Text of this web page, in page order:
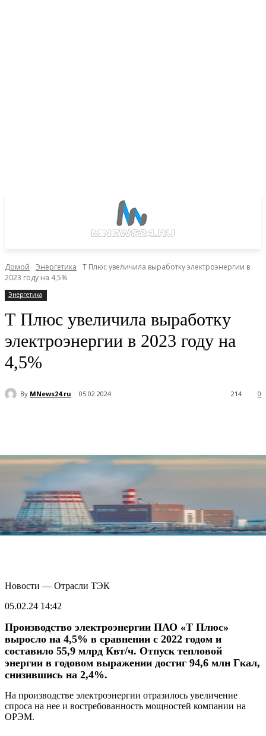
Домой Энергетика
Т Плюс увеличила выработку электроэнергии в
2023 году на 4,5%
Энергетика
Т Плюс увеличила выработку
электроэнергии в 2023 году на
4,5%
By MNews24.ru 05.02.2024 0
214
Новости — Отрасли ТЭК
05.02.24 14:42
Производство электроэнергии ПАО «Т Плюс»
выросло на 4,5% в сравнении с 2022 годом и
составило 55,9 млрд Квт/ч. Отпуск тепловой
энергии в годовом выражении достиг 94,6 млн Гкал,
снизившись на 2,4%.
На производстве электроэнергии отразилось увеличение
спроса на нее и востребованность мощностей компании на
ОРЭМ.